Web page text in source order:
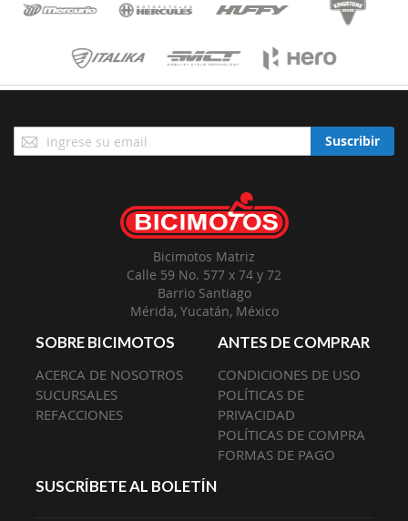
Suscríbase
a
Suscribir
Bicimotos Matriz
Calle 59 No. 577 x 74 y 72
Barrio Santiago
Mérida, Yucatán, México
SOBRE BICIMOTOS
ACERCA DE NOSOTROS
SUCURSALES
REFACCIONES
ANTES DE COMPRAR
CONDICIONES DE USO
POLÍTICAS DE
PRIVACIDAD
POLÍTICAS DE COMPRA
FORMAS DE PAGO
SUSCRÍBETE AL BOLETÍN